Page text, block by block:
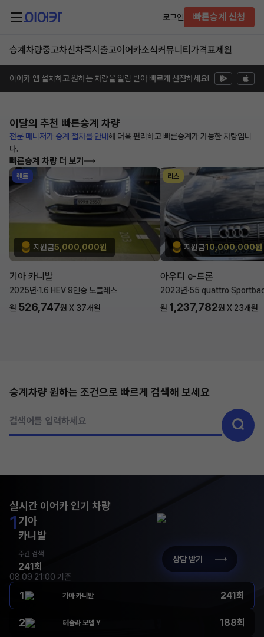
로그인 빠른승계 신청
승계차량중고차신차즉시출고이어카소식커뮤니티 가격표제원
이어카 앱 설치하고 원하는 차량을 알림 받아 빠르게 선점하세요!
이달의 추천 빠른승계 차량
전문 매니저가 승계 절차를 안내해 더욱 편리하고 빠른승계가 가능한 차량입니
다.
빠른승계 차량 더 보기
렌트
지원금5,000,000원
기아 카니발
2025년·1.6 HEV 9인승 노블레스
월 526,747원 X 37개월
리스
지원금10,000,000원
아우디 e-트론
2023년·55 quattro
월 1,237,782원 X 23개월
승계차량 원하는 조건으로 빠르게 검색해 보세요
검색어를 입력하세요
실시간 이어카 인기 차량
1기아
카니발
주간 검색
241회
상담 받기
08.09 21:00 기준
1 기아 카니발 241회
2 테슬라 모델 Y 188회